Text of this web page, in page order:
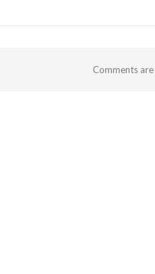
Comments